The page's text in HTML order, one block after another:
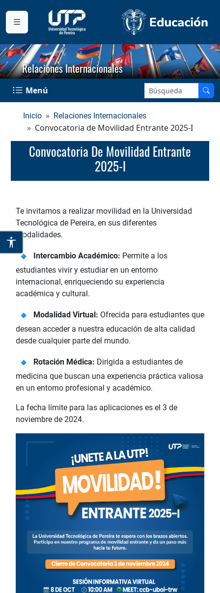
Relaciones Internacionales
Menú Buscar en el sitio:
Inicio Relaciones Internacionales
Convocatoria de Movilidad Entrante 2025-I
Convocatoria De Movilidad Entrante
2025-I
Te invitamos a realizar movilidad en la Universidad
Tecnológica de Pereira, en sus diferentes
modalidades.
Intercambio Académico: Permite a los
estudiantes vivir y estudiar en un entorno
internacional, enriqueciendo su experiencia
académica y cultural.
Modalidad Virtual: Ofrecida para estudiantes que
desean acceder a nuestra educación de alta calidad
desde cualquier parte del mundo.
Rotación Médica: Dirigida a estudiantes de
medicina que buscan una experiencia práctica valiosa
en un entorno profesional y académico.
La fecha límite para las aplicaciones es el 3 de
noviembre de 2024.